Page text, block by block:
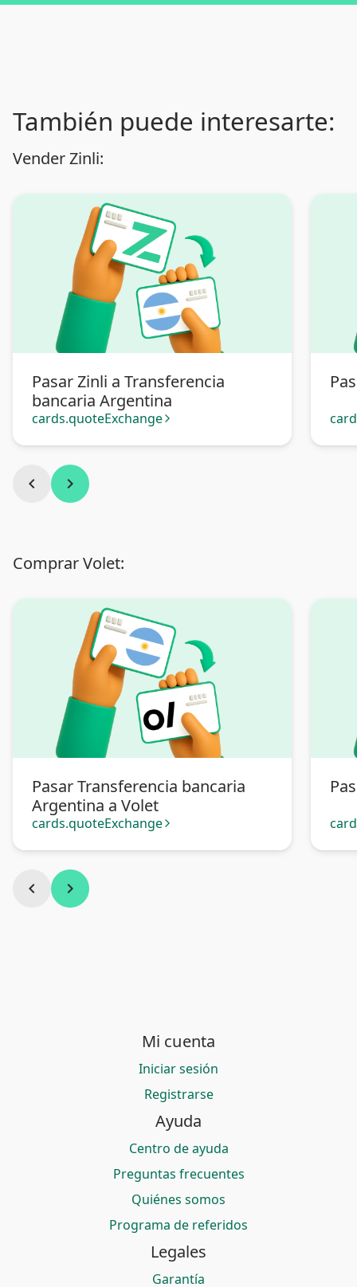
También puede interesarte:
Vender Zinli:
Pasar Zinli a Transferencia
bancaria Argentina
cards.quoteExchange arrow_forward_ios
chevron_left chevron_right
Comprar Volet:
Pasar Transferencia bancaria
Argentina a Volet
cards.quoteExchange arrow_forward_ios
chevron_left chevron_right
Mi cuenta
Iniciar sesión
Registrarse
Ayuda
Centro de ayuda
Preguntas frecuentes
Quiénes somos
Programa de referidos
Legales
Garantía